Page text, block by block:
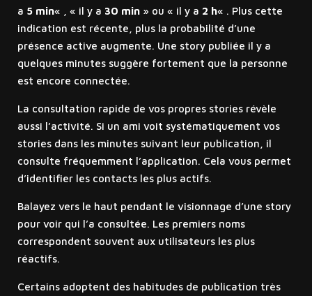
a 5 min« , « il y a 30 min» ou « il y a 2 h« . Plus cette
indication est récente, plus la probabilité d’une
présence active augmente. Une story publiée il y a
quelques minutes suggère fortement que la personne
est encore connectée.
La consultation rapide de vos propres stories révèle
aussi l’activité. Si un ami voit systématiquement vos
stories dans les minutes suivant leur publication, il
consulte fréquemment l’application. Cela vous permet
d’identifier les contacts les plus actifs.
Balayez vers le haut pendant le visionnage d’une story
pour voir qui l’a consultée. Les premiers noms
correspondent souvent aux utilisateurs les plus
réactifs.
Certains adoptent des habitudes de publication très